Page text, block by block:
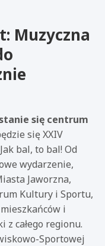
Muzyczna
się centrum
się XXIV
bal, to bal! Od
wydarzenie,
Jaworzna,
Kultury i Sportu,
i
z całego regionu.
Sportowej